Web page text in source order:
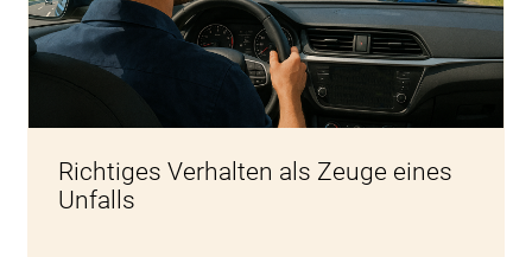
Richtiges Verhalten als Zeuge eines
Unfalls